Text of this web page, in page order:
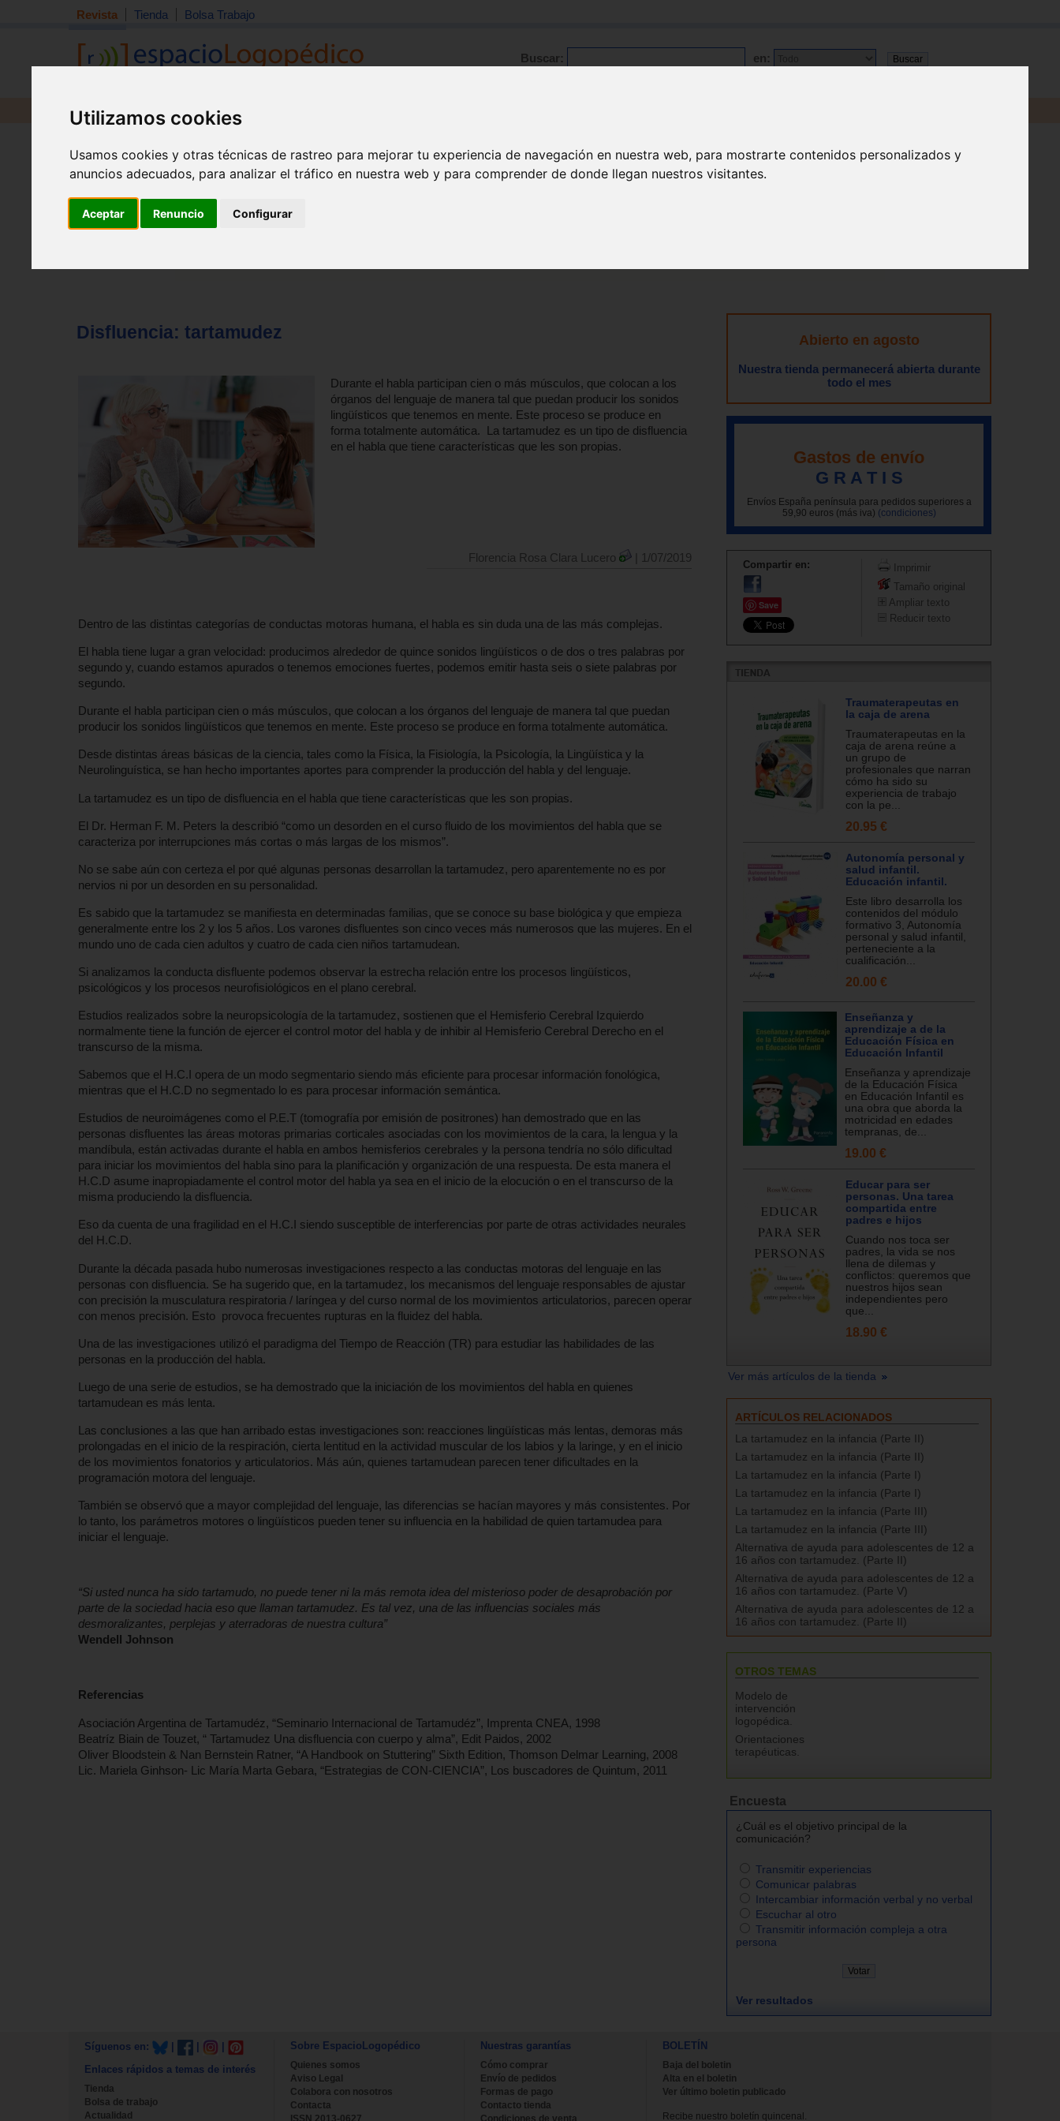
Utilizamos cookies
Usamos cookies y otras técnicas de rastreo para mejorar tu experiencia de navegación en nuestra web, para mostrarte contenidos personalizados y
anuncios adecuados, para analizar el tráfico en nuestra web y para comprender de donde llegan nuestros visitantes.
Aceptar Renuncio Configurar
Revista Tienda Bolsa Trabajo
Buscar: en:
Revista Libros Material
Inicio> Revista
Disfluencia: tartamudez
Durante el habla participan cien o más músculos, que colocan a los
órganos del lenguaje de manera tal que puedan producir los sonidos
lingüísticos que tenemos en mente. Este proceso se produce en
forma totalmente automática. La tartamudez es un tipo de disfluencia
en el habla que tiene características que les son propias.
Florencia Rosa Clara Lucero | 1/07/2019
Dentro de las distintas categorías de conductas motoras humana, el habla es sin duda una de las más complejas.
El habla tiene lugar a gran velocidad: producimos alrededor de quince sonidos lingüísticos o de dos o tres palabras por
segundo y, cuando estamos apurados o tenemos emociones fuertes, podemos emitir hasta seis o siete palabras por
segundo.
Durante el habla participan cien o más músculos, que colocan a los órganos del lenguaje de manera tal que puedan
producir los sonidos lingüísticos que tenemos en mente. Este proceso se produce en forma totalmente automática.
Desde distintas áreas básicas de la ciencia, tales como la Física, la Fisiología, la Psicología, la Lingüística y la
Neurolinguística, se han hecho importantes aportes para comprender la producción del habla y del lenguaje.
La tartamudez es un tipo de disfluencia en el habla que tiene características que les son propias.
El Dr. Herman F. M. Peters la describió “como un desorden en el curso fluido de los movimientos del habla que se
caracteriza por interrupciones más cortas o más largas de los mismos”.
No se sabe aún con certeza el por qué algunas personas desarrollan la tartamudez, pero aparentemente no es por
nervios ni por un desorden en su personalidad.
Es sabido que la tartamudez se manifiesta en determinadas familias, que se conoce su base biológica y que empieza
generalmente entre los 2 y los 5 años. Los varones disfluentes son cinco veces más numerosos que las mujeres. En el
mundo uno de cada cien adultos y cuatro de cada cien niños tartamudean.
Si analizamos la conducta disfluente podemos observar la estrecha relación entre los procesos lingüísticos,
psicológicos y los procesos neurofisiológicos en el plano cerebral.
Estudios realizados sobre la neuropsicología de la tartamudez, sostienen que el Hemisferio Cerebral Izquierdo
normalmente tiene la función de ejercer el control motor del habla y de inhibir al Hemisferio Cerebral Derecho en el
transcurso de la misma.
Sabemos que el H.C.I opera de un modo segmentario siendo más eficiente para procesar información fonológica,
mientras que el H.C.D no segmentado lo es para procesar información semántica.
Estudios de neuroimágenes como el P.E.T (tomografía por emisión de positrones) han demostrado que en las
personas disfluentes las áreas motoras primarias corticales asociadas con los movimientos de la cara, la lengua y la
mandíbula, están activadas durante el habla en ambos hemisferios cerebrales y la persona tendría no sólo dificultad
para iniciar los movimientos del habla sino para la planificación y organización de una respuesta. De esta manera el
H.C.D asume inapropiadamente el control motor del habla ya sea en el inicio de la elocución o en el transcurso de la
misma produciendo la disfluencia.
Eso da cuenta de una fragilidad en el H.C.I siendo susceptible de interferencias por parte de otras actividades neurales
del H.C.D.
Durante la década pasada hubo numerosas investigaciones respecto a las conductas motoras del lenguaje en las
personas con disfluencia. Se ha sugerido que, en la tartamudez, los mecanismos del lenguaje responsables de ajustar
con precisión la musculatura respiratoria / laríngea y del curso normal de los movimientos articulatorios, parecen operar
con menos precisión. Esto provoca frecuentes rupturas en la fluidez del habla.
Una de las investigaciones utilizó el paradigma del Tiempo de Reacción (TR) para estudiar las habilidades de las
personas en la producción del habla.
Luego de una serie de estudios, se ha demostrado que la iniciación de los movimientos del habla en quienes
tartamudean es más lenta.
Las conclusiones a las que han arribado estas investigaciones son: reacciones lingüísticas más lentas, demoras más
prolongadas en el inicio de la respiración, cierta lentitud en la actividad muscular de los labios y la laringe, y en el inicio
de los movimientos fonatorios y articulatorios. Más aún, quienes tartamudean parecen tener dificultades en la
programación motora del lenguaje.
También se observó que a mayor complejidad del lenguaje, las diferencias se hacían mayores y más consistentes. Por
lo tanto, los parámetros motores o lingüísticos pueden tener su influencia en la habilidad de quien tartamudea para
iniciar el lenguaje.
“Si usted nunca ha sido tartamudo, no puede tener ni la más remota idea del misterioso poder de desaprobación por
parte de la sociedad hacia eso que llaman tartamudez. Es tal vez, una de las influencias sociales más
desmoralizantes, perplejas y aterradoras de nuestra cultura”
Wendell Johnson
Referencias
Asociación Argentina de Tartamudéz, “Seminario Internacional de Tartamudéz”, Imprenta CNEA, 1998
Beatríz Biain de Touzet, “ Tartamudez Una disfluencia con cuerpo y alma”, Edit Paidos, 2002
Oliver Bloodstein & Nan Bernstein Ratner, “A Handbook on Stuttering” Sixth Edition, Thomson Delmar Learning, 2008
Lic. Mariela Ginhson- Lic María Marta Gebara, “Estrategias de CON-CIENCIA”, Los buscadores de Quintum, 2011
Abierto en agosto
Nuestra tienda permanecerá abierta durante
todo el mes
Gastos de envío
G R A T I S
Envíos España península para pedidos superiores a
59,90 euros (más iva) (condiciones)
Compartir en:
Save
Imprimir
Tamaño original
Ampliar texto
Reducir texto
Traumaterapeutas en
la caja de arena
Traumaterapeutas en la
caja de arena reúne a
un grupo de
profesionales que narran
cómo ha sido su
experiencia de trabajo
con la pe...
20.95 €
Autonomía personal y
salud infantil.
Educación infantil.
Este libro desarrolla los
contenidos del módulo
formativo 3, Autonomía
personal y salud infantil,
perteneciente a la
cualificación...
20.00 €
Enseñanza y
aprendizaje a de la
Educación Física en
Educación Infantil
Enseñanza y aprendizaje
de la Educación Física
en Educación Infantil es
una obra que aborda la
motricidad en edades
tempranas, de...
19.00 €
Educar para ser
personas. Una tarea
compartida entre
padres e hijos
Cuando nos toca ser
padres, la vida se nos
llena de dilemas y
conflictos: queremos que
nuestros hijos sean
independientes pero
que...
18.90 €
Ver más artículos de la tienda
ARTÍCULOS RELACIONADOS
La tartamudez en la infancia (Parte II)
La tartamudez en la infancia (Parte II)
La tartamudez en la infancia (Parte I)
La tartamudez en la infancia (Parte I)
La tartamudez en la infancia (Parte III)
La tartamudez en la infancia (Parte III)
Alternativa de ayuda para adolescentes de 12 a
16 años con tartamudez. (Parte II)
Alternativa de ayuda para adolescentes de 12 a
16 años con tartamudez. (Parte V)
Alternativa de ayuda para adolescentes de 12 a
16 años con tartamudez. (Parte II)
OTROS TEMAS
Modelo de
intervención
logopédica.
Orientaciones
terapéuticas.
Encuesta
¿Cuál es el objetivo principal de la
comunicación?
Transmitir experiencias
Comunicar palabras
Intercambiar información verbal y no verbal
Escuchar al otro
Transmitir información compleja a otra
persona
Ver resultados
Síguenos en:
Enlaces rápidos a temas de interés
Tienda
Bolsa de trabajo
Actualidad
Sobre EspacioLogopédico
Quienes somos
Aviso Legal
Colabora con nosotros
Contacta
ISSN 2013-0627
Nuestras garantías
Cómo comprar
Envío de pedidos
Formas de pago
Contacto tienda
Condiciones de venta
BOLETÍN
Baja del boletin
Alta en el boletin
Ver último boletin publicado
Recibe nuestro boletín quincenal.